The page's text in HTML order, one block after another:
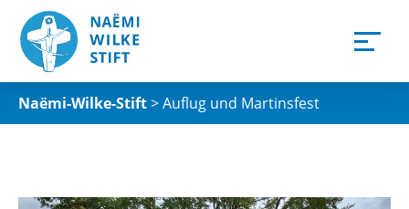
Naëmi-Wilke-Stift>Auflug und Martinsfest